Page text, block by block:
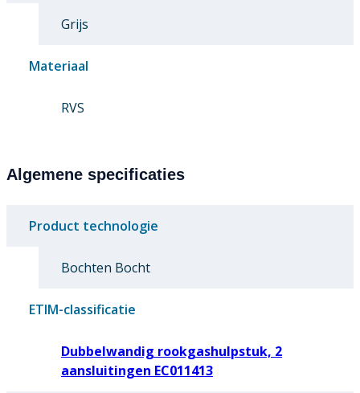
Grijs
Materiaal
RVS
Algemene specificaties
Product technologie
Bochten Bocht
ETIM-classificatie
Dubbelwandig rookgashulpstuk, 2
aansluitingen EC011413